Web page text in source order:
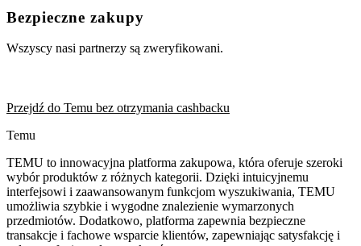
Bezpieczne zakupy
Wszyscy nasi partnerzy są zweryfikowani.
Przejdź do Temu bez otrzymania cashbacku
Temu
TEMU to innowacyjna platforma zakupowa, która oferuje szeroki
wybór produktów z różnych kategorii. Dzięki intuicyjnemu
interfejsowi i zaawansowanym funkcjom wyszukiwania, TEMU
umożliwia szybkie i wygodne znalezienie wymarzonych
przedmiotów. Dodatkowo, platforma zapewnia bezpieczne
transakcje i fachowe wsparcie klientów, zapewniając satysfakcję i